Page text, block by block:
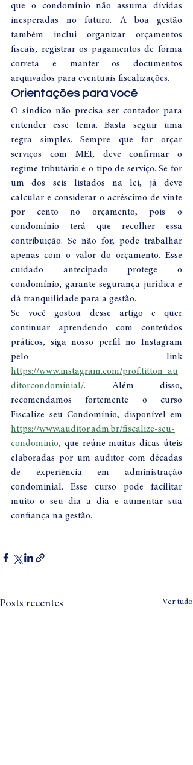
que o condomínio não assuma dívidas
inesperadas no futuro. A boa gestão
também inclui organizar orçamentos
fiscais, registrar os pagamentos de forma
correta e manter os documentos
arquivados para eventuais fiscalizações.
Orientações para você
O síndico não precisa ser contador para
entender esse tema. Basta seguir uma
regra simples. Sempre que for orçar
serviços com MEI, deve confirmar o
regime tributário e o tipo de serviço. Se for
um dos seis listados na lei, já deve
calcular e considerar o acréscimo de vinte
por cento no orçamento, pois o
condomínio terá que recolher essa
contribuição. Se não for, pode trabalhar
apenas com o valor do orçamento. Esse
cuidado antecipado protege o
condomínio, garante segurança jurídica e
dá tranquilidade para a gestão.
Se você gostou desse artigo e quer
continuar aprendendo com conteúdos
práticos, siga nosso perfil no Instagram
pelo link
https://www.instagram.com/prof.titton_au
ditorcondominial/. Além disso,
recomendamos fortemente o curso
https://www.auditor.adm.br/fiscalize-seu-
condominio, que reúne muitas dicas úteis
elaboradas por um auditor com décadas
de experiência em administração
condominial. Esse curso pode facilitar
muito o seu dia a dia e aumentar sua
confiança na gestão.
Posts recentes Ver tudo